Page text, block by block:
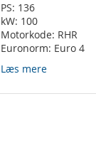
PS: 136
kW: 100
Motorkode: RHR
Euronorm: Euro 4
Læs mere